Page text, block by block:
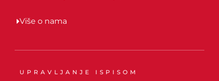
Više o nama
UPRAVLJANJE ISPISOM